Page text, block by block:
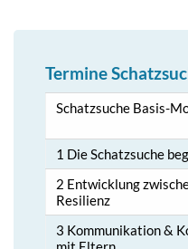
Termine
Schatzsuche Basis-
1 Die Schatzsuche
2 Entwicklung
Resilienz
3 Kommunikation &